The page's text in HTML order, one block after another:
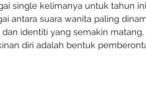
single kelimanya untuk tahun
antara suara wanita paling
dan identiti yang semakin
diri adalah bentuk